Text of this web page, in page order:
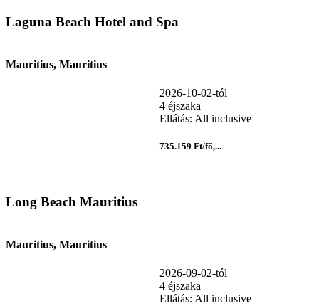
Laguna Beach Hotel and Spa
Mauritius, Mauritius
2026-10-02-tól
4 éjszaka
Ellátás: All inclusive
735.159 Ft/fő,...
Long Beach Mauritius
Mauritius, Mauritius
2026-09-02-tól
4 éjszaka
Ellátás: All inclusive